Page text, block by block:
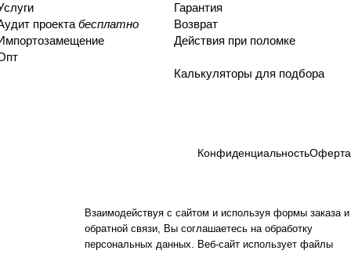
проекта бесплатно
Гарантия
Возврат
Действия при поломке
Калькуляторы для подбора
КонфиденциальностьОферта
Взаимодействуя с сайтом и используя формы заказа и
обратной связи, Вы соглашаетесь на обработку
персональных данных. Веб-сайт использует файлы